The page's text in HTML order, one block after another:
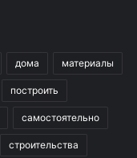
дома материалы
построить
самостоятельно
строительства